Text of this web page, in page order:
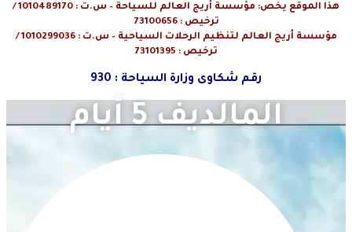
هذا الموقع يخص: مؤسسة أريج العالم للسياحة – س.ت : 1010489170 /
ترخيص : 73100656
مؤسسة أريج العالم لتنظيم الرحلات السياحية – س.ت : 1010299036 /
ترخيص : 73101395
رقم شكاوى وزارة السياحة : 930
المالديف 5 أيام